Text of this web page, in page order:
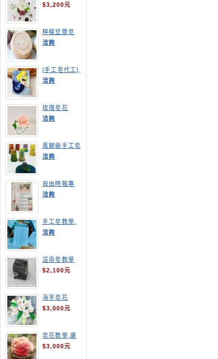
學
$3,200元
檸檬豆漿皂
(溫潤手感皂)
洽詢
[手工皂代工],
美人魚手工皂
洽詢
玫瑰皂花
洽詢
風獅爺手工皂
洽詢
自由時報專
訪,手工皂達
人陳德昇老師
洽詢
手工皂教學,
手工皂當月課
程,渲染皂
洽詢
渲染皂教學
$2,100元
海芋皂花
$3,000元
皂花教學,康
乃馨
$3,000元